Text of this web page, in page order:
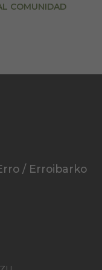
COMUNIDAD
/ Erroibarko